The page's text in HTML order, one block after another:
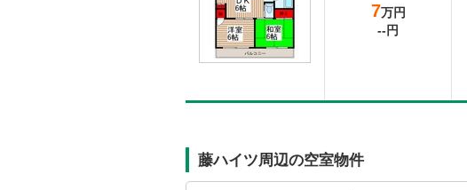
7万円
-- 円
藤ハイツ周辺の空室物件